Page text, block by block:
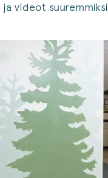
ja videot suuremmiksi